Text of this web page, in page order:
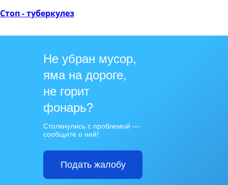
Стоп - туберкулез
Не убран мусор,
яма на дороге,
не горит
фонарь?
Столкнулись с проблемой —
сообщите о ней!
Подать жалобу